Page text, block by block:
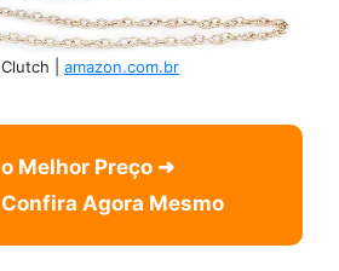
| amazon.com.br
Melhor Preço ➜
Agora Mesmo